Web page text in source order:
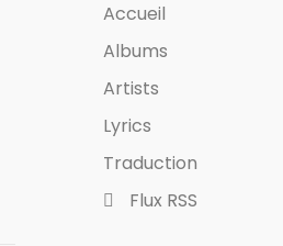
Accueil
Albums
Artists
Lyrics
Traduction
Flux RSS